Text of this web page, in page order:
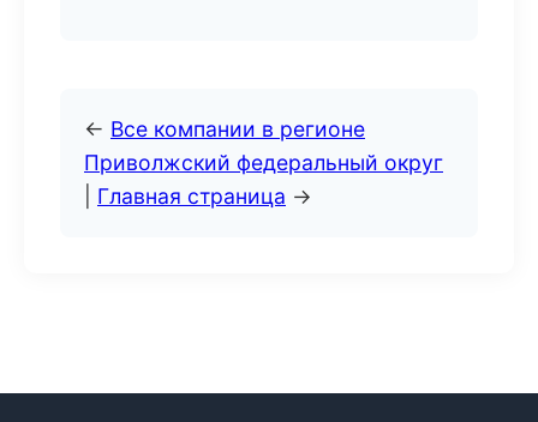
← Все компании в регионе
Приволжский федеральный округ
Главная страница →